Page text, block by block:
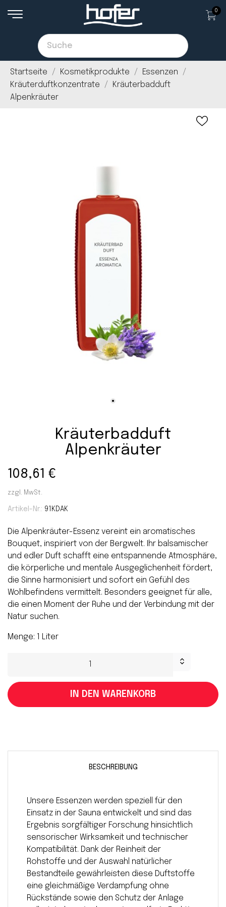
0
Startseite Kosmetikprodukte
Essenzen
Kräuterduftkonzentrate
Kräuterbadduft
Alpenkräuter
Kräuterbadduft
Alpenkräuter
108,61 €
zzgl. MwSt.
Artikel-Nr.: 91KDAK
Die Alpenkräuter-Essenz vereint ein aromatisches
Bouquet, inspiriert von der Bergwelt. Ihr balsamischer
und edler Duft schafft eine entspannende Atmosphäre,
die körperliche und mentale Ausgeglichenheit fördert,
die Sinne harmonisiert und sofort ein Gefühl des
Wohlbefindens vermittelt. Besonders geeignet für alle,
die einen Moment der Ruhe und der Verbindung mit der
Natur suchen.
Menge: 1 Liter
IN DEN WARENKORB
BESCHREIBUNG
Unsere Essenzen werden speziell für den
Einsatz in der Sauna entwickelt und sind das
Ergebnis sorgfältiger Forschung hinsichtlich
sensorischer Wirksamkeit und technischer
Kompatibilität. Dank der Reinheit der
Rohstoffe und der Auswahl natürlicher
Bestandteile gewährleisten diese Duftstoffe
eine gleichmäßige Verdampfung ohne
Rückstände sowie den Schutz der Anlage